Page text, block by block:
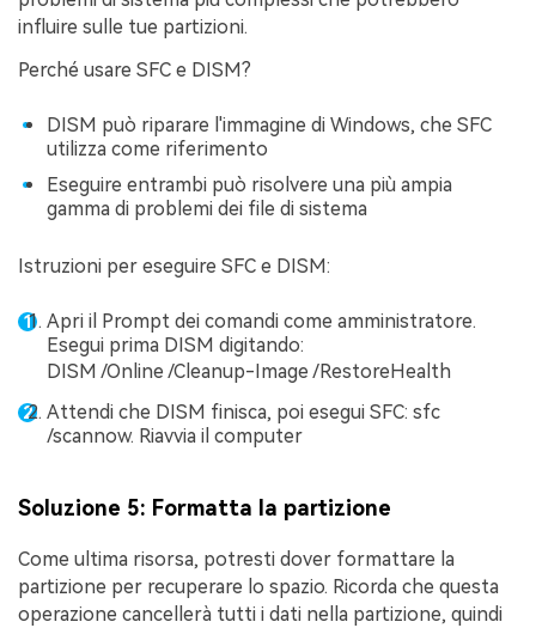
influire sulle tue partizioni.
Perché usare SFC e DISM?
DISM può riparare l'immagine di Windows, che SFC
utilizza come riferimento
Eseguire entrambi può risolvere una più ampia
gamma di problemi dei file di sistema
Istruzioni per eseguire SFC e DISM:
Apri il Prompt dei comandi come amministratore.
Esegui prima DISM digitando:
DISM /Online /Cleanup-Image /RestoreHealth
Attendi che DISM finisca, poi esegui SFC: sfc
/scannow. Riavvia il computer
Soluzione 5: Formatta la partizione
Come ultima risorsa, potresti dover formattare la
partizione per recuperare lo spazio. Ricorda che questa
operazione cancellerà tutti i dati nella partizione, quindi